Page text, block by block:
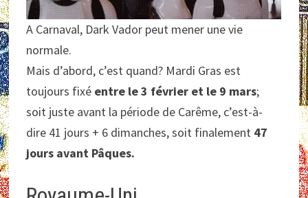
A Carnaval, Dark Vador peut mener une vie
normale.
Mais d’abord, c’est quand? Mardi Gras est
toujours fixé entre le 3 février et le 9 mars;
soit juste avant la période de Carême, c’est-à-
dire 41 jours + 6 dimanches, soit finalement 47
jours avant Pâques.